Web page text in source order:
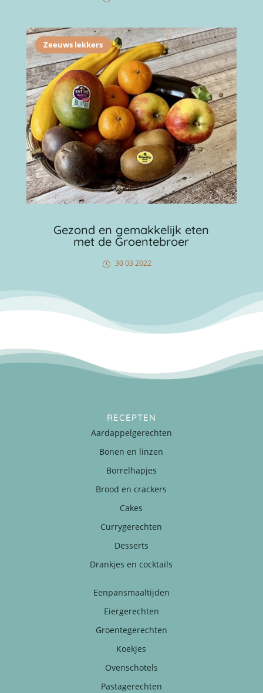
Zeeuws lekkers
Gezond en gemakkelijk eten
met de Groentebroer
30 03 2022
RECEPTEN
Aardappelgerechten
Bonen en linzen
Borrelhapjes
Brood en crackers
Cakes
Currygerechten
Desserts
Drankjes en cocktails
Eenpansmaaltijden
Eiergerechten
Groentegerechten
Koekjes
Ovenschotels
Pastagerechten